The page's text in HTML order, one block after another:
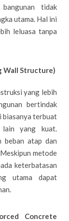
tidak
utama. Hal ini
leluasa tanpa
Wall Structure)
yang lebih
bertindak
biasanya terbuat
yang kuat.
beban atap dan
metode
keterbatasan
utama dapat
Concrete